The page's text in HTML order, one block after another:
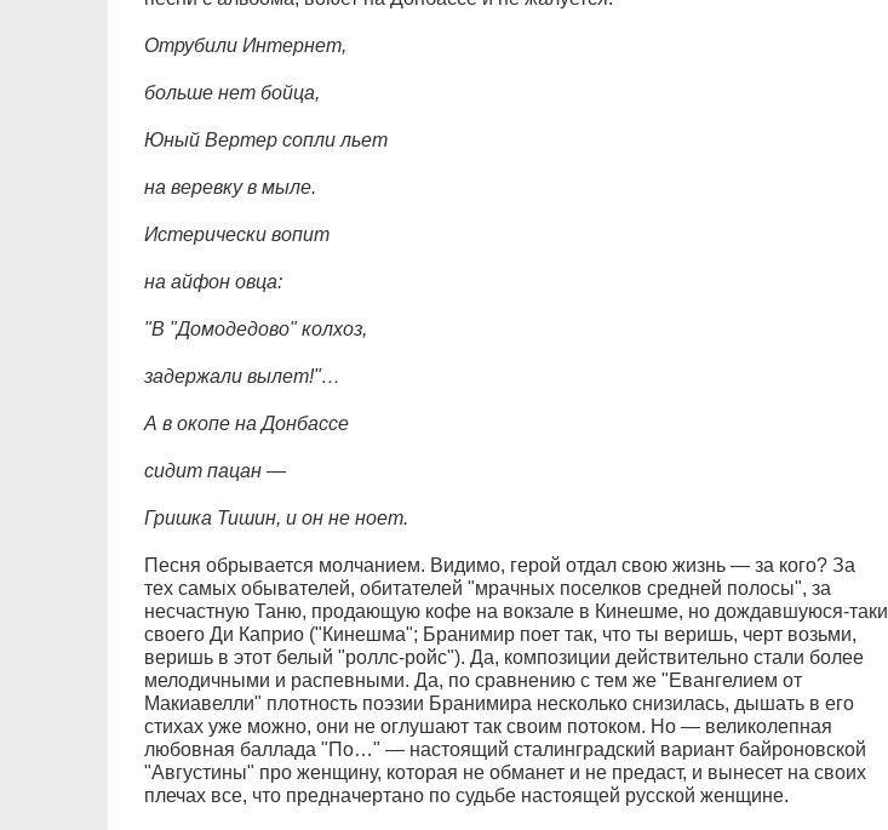
Отрубили Интернет,
больше нет бойца,
Юный Вертер сопли льет
на веревку в мыле.
Истерически вопит
на айфон овца:
"В "Домодедово" колхоз,
задержали вылет!"…
А в окопе на Донбассе
сидит пацан —
Гришка Тишин, и он не ноет.
Песня обрывается молчанием. Видимо, герой отдал свою жизнь — за кого? За
тех самых обывателей, обитателей "мрачных поселков средней полосы", за
несчастную Таню, продающую кофе на вокзале в Кинешме, но дождавшуюся-таки
своего Ди Каприо ("Кинешма"; Бранимир поет так, что ты веришь, черт возьми,
веришь в этот белый "роллс-ройс"). Да, композиции действительно стали более
мелодичными и распевными. Да, по сравнению с тем же "Евангелием от
Макиавелли" плотность поэзии Бранимира несколько снизилась, дышать в его
стихах уже можно, они не оглушают так своим потоком. Но — великолепная
любовная баллада "По…" — настоящий сталинградский вариант байроновской
"Августины" про женщину, которая не обманет и не предаст, и вынесет на своих
плечах все, что предначертано по судьбе настоящей русской женщине.